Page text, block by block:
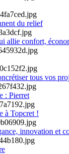
du relief
allie confort,
tous vos
: Pierret
à Topcret !
innovation et